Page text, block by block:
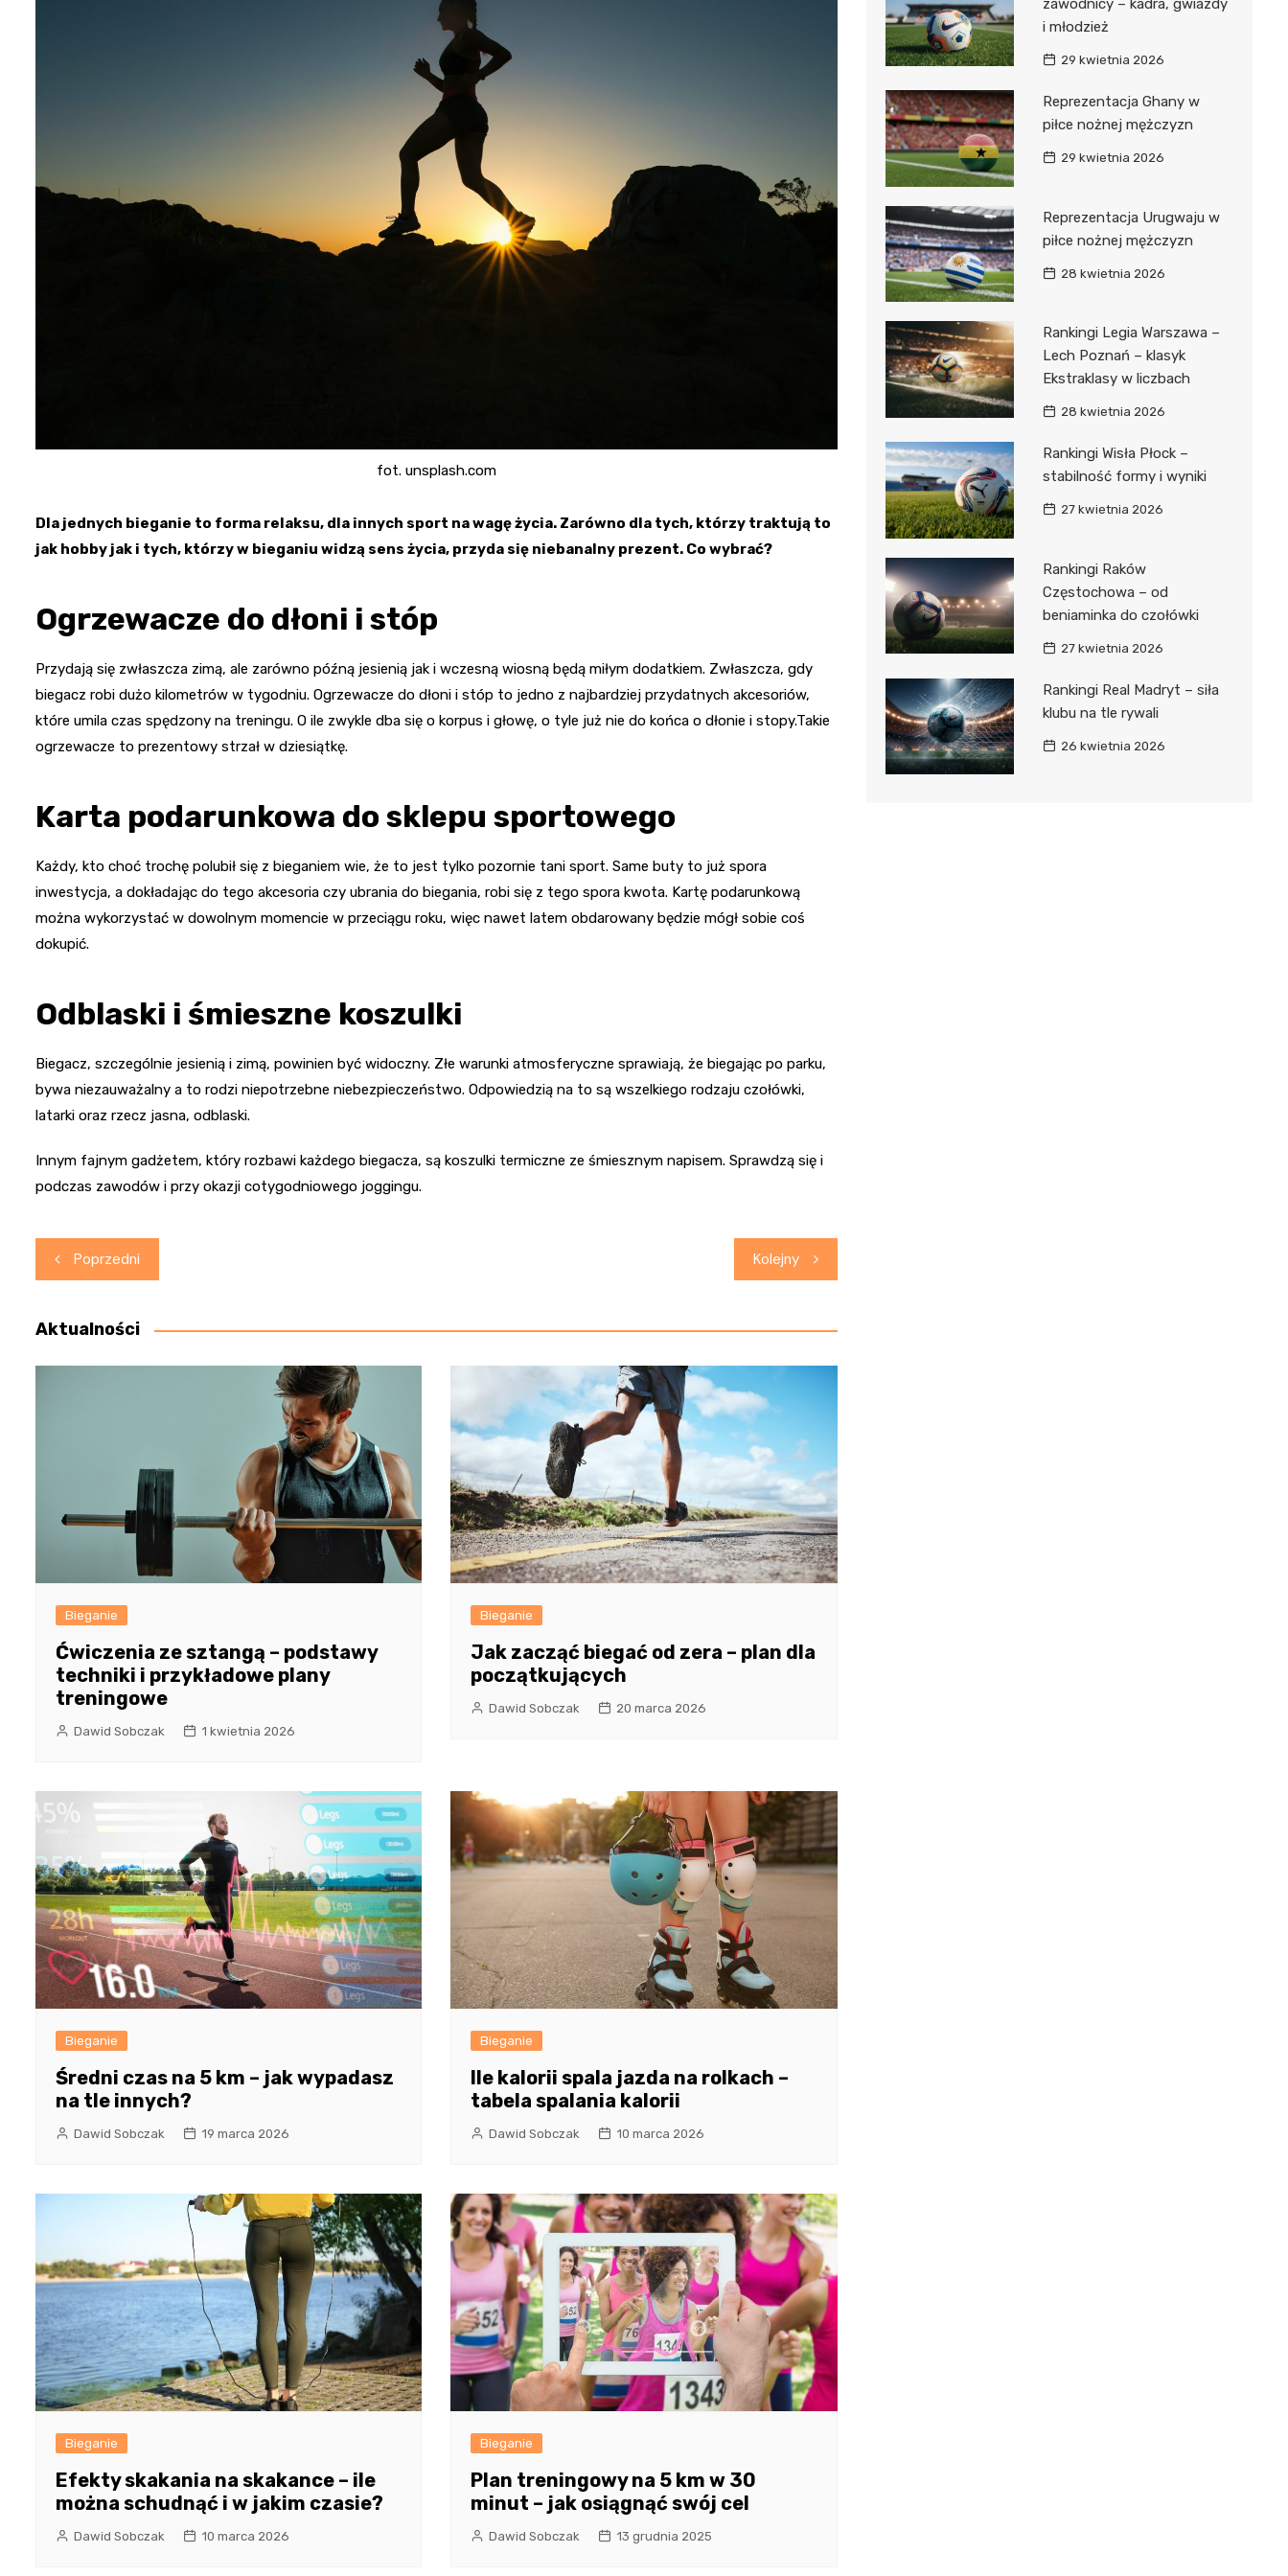
fot. unsplash.com
Dla jednych bieganie to forma relaksu, dla innych sport na wagę życia. Zarówno dla tych, którzy traktują to
jak hobby jak i tych, którzy w bieganiu widzą sens życia, przyda się niebanalny prezent. Co wybrać?
Ogrzewacze do dłoni i stóp
Przydają się zwłaszcza zimą, ale zarówno późną jesienią jak i wczesną wiosną będą miłym dodatkiem. Zwłaszcza, gdy
biegacz robi dużo kilometrów w tygodniu. Ogrzewacze do dłoni i stóp to jedno z najbardziej przydatnych akcesoriów,
które umila czas spędzony na treningu. O ile zwykle dba się o korpus i głowę, o tyle już nie do końca o dłonie i stopy.Takie
ogrzewacze to prezentowy strzał w dziesiątkę.
Karta podarunkowa do sklepu sportowego
Każdy, kto choć trochę polubił się z bieganiem wie, że to jest tylko pozornie tani sport. Same buty to już spora
inwestycja, a dokładając do tego akcesoria czy ubrania do biegania, robi się z tego spora kwota. Kartę podarunkową
można wykorzystać w dowolnym momencie w przeciągu roku, więc nawet latem obdarowany będzie mógł sobie coś
dokupić.
Odblaski i śmieszne koszulki
Biegacz, szczególnie jesienią i zimą, powinien być widoczny. Złe warunki atmosferyczne sprawiają, że biegając po parku,
bywa niezauważalny a to rodzi niepotrzebne niebezpieczeństwo. Odpowiedzią na to są wszelkiego rodzaju czołówki,
latarki oraz rzecz jasna, odblaski.
Innym fajnym gadżetem, który rozbawi każdego biegacza, są koszulki termiczne ze śmiesznym napisem. Sprawdzą się i
podczas zawodów i przy okazji cotygodniowego joggingu.
Nawigacja
wpisu
Poprzedni Kolejny
Aktualności
Bieganie
Ćwiczenia ze sztangą – podstawy
techniki i przykładowe plany
treningowe
Dawid Sobczak 1 kwietnia 2026
Bieganie
Jak zacząć biegać od zera – plan dla
początkujących
Dawid Sobczak 20 marca 2026
Bieganie
Średni czas na 5 km – jak wypadasz
na tle innych?
Dawid Sobczak 19 marca 2026
Bieganie
Ile kalorii spala jazda na rolkach –
tabela spalania kalorii
Dawid Sobczak 10 marca 2026
Bieganie
Efekty skakania na skakance – ile
można schudnąć i w jakim czasie?
Dawid Sobczak 10 marca 2026
Bieganie
Plan treningowy na 5 km w 30
minut – jak osiągnąć swój cel
Dawid Sobczak 13 grudnia 2025
zawodnicy – kadra, gwiazdy
i młodzież
29 kwietnia 2026
Reprezentacja Ghany w
piłce nożnej mężczyzn
29 kwietnia 2026
Reprezentacja Urugwaju w
piłce nożnej mężczyzn
28 kwietnia 2026
Rankingi Legia Warszawa –
Lech Poznań – klasyk
Ekstraklasy w liczbach
28 kwietnia 2026
Rankingi Wisła Płock –
stabilność formy i wyniki
27 kwietnia 2026
Rankingi Raków
Częstochowa – od
beniaminka do czołówki
27 kwietnia 2026
Rankingi Real Madryt – siła
klubu na tle rywali
26 kwietnia 2026